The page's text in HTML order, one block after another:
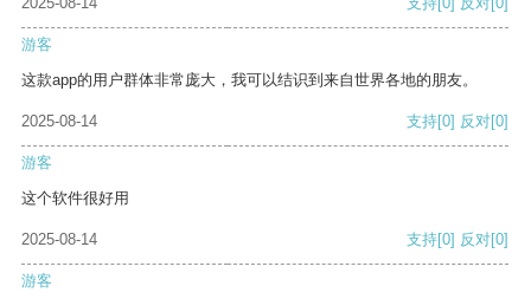
游客
这款app的用户群体非常庞大，我可以结识到来自世界各地的朋友。
2025-08-14 支持[0] 反对[0]
游客
这个软件很好用
2025-08-14 支持[0] 反对[0]
游客